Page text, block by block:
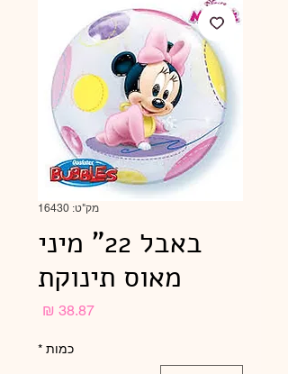
מק"ט: 16430
באבל 22" מיני
מאוס תינוקת
כמות *